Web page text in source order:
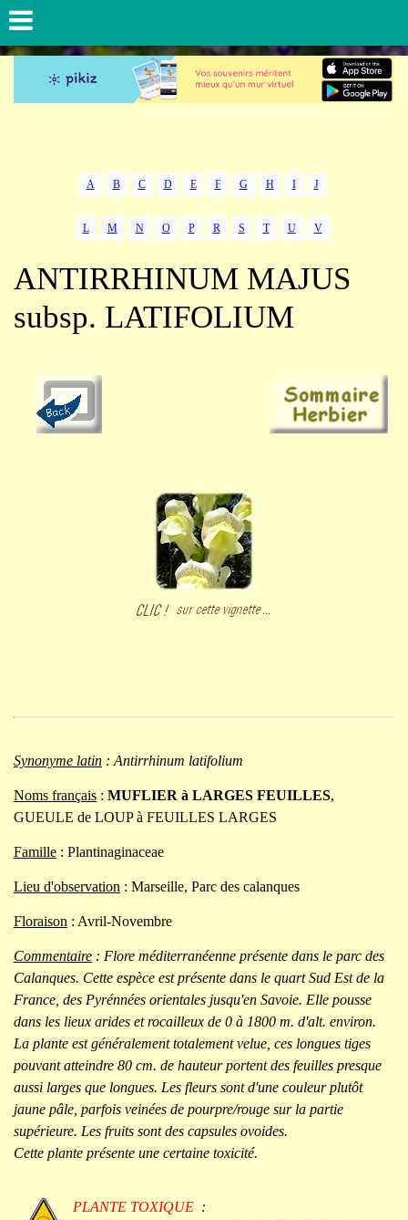
A B C D E F G H I J
L M N O P R S T U V
ANTIRRHINUM MAJUS
subsp. LATIFOLIUM
Synonyme latin : Antirrhinum latifolium
Noms français : MUFLIER à LARGES FEUILLES,
GUEULE de LOUP à FEUILLES LARGES
Famille : Plantinaginaceae
Lieu d'observation : Marseille, Parc des calanques
Floraison : Avril-Novembre
Commentaire : Flore méditerranéenne présente dans le parc des
Calanques. Cette espèce est présente dans le quart Sud Est de la
France, des Pyrénnées orientales jusqu'en Savoie. Elle pousse
dans les lieux arides et rocailleux de 0 à 1800 m. d'alt. environ.
La plante est généralement totalement velue, ces longues tiges
pouvant atteindre 80 cm. de hauteur portent des feuilles presque
aussi larges que longues. Les fleurs sont d'une couleur plutôt
jaune pâle, parfois veinées de pourpre/rouge sur la partie
supérieure. Les fruits sont des capsules ovoides.
Cette plante présente une certaine toxicité.
PLANTE TOXIQUE :